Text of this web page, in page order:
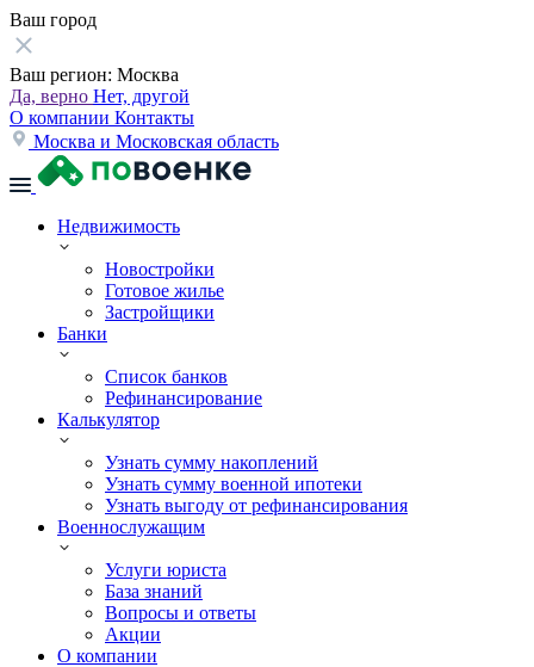
Ваш город
Ваш регион: Москва
Да, верно Нет, другой
О компании Контакты
Москва и Московская область
Недвижимость
Новостройки
Готовое жилье
Застройщики
Банки
Список банков
Рефинансирование
Калькулятор
Узнать сумму накоплений
Узнать сумму военной ипотеки
Узнать выгоду от рефинансирования
Военнослужащим
Услуги юриста
База знаний
Вопросы и ответы
Акции
О компании